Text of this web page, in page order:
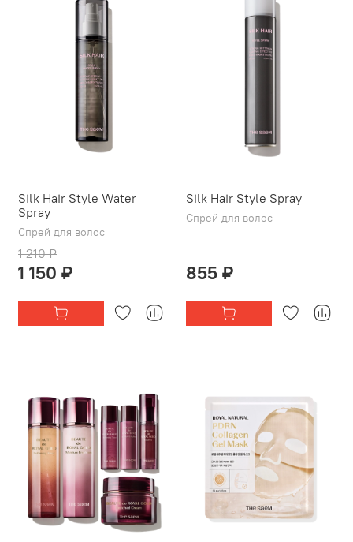
Silk Hair Style Water
Spray
Спрей для волос
1 210 ₽
1 150 ₽
Silk Hair Style Spray
Спрей для волос
855 ₽